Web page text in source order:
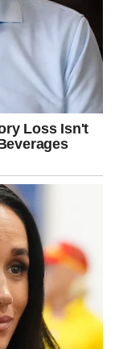
poslu – dobijate
stvari
dostojanstveni
kakva drama
najviše osećali